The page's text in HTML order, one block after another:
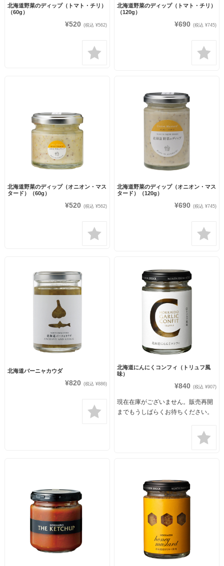
北海道野菜のディップ（トマト・チリ）
（60g）
¥520 (税込 ¥562)
北海道野菜のディップ（トマト・チリ）
（120g）
¥690 (税込 ¥745)
北海道野菜のディップ（オニオン・マス
タード）（60g）
¥520 (税込 ¥562)
北海道野菜のディップ（オニオン・マス
タード）（120g）
¥690 (税込 ¥745)
北海道バーニャカウダ
¥820 (税込 ¥886)
北海道にんにくコンフィ（トリュフ風
味）
¥840 (税込 ¥907)
現在在庫がございません。販売再開
までもうしばらくお待ちください。